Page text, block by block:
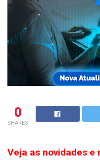
0
SHARES
Veja as novidades e